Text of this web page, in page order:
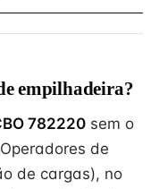
empilhadeira?
782220 sem o
de
de cargas), no